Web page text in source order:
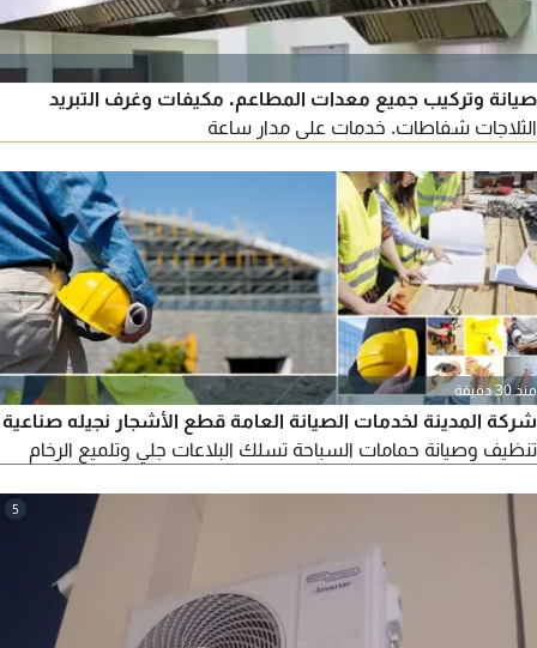
صيانة وتركيب جميع معدات المطاعم. مكيفات وغرف التبريد
الثلاجات شفاطات. خدمات على مدار ساعة
منذ 30 دقيقة
شركة المدينة لخدمات الصيانة العامة قطع الأشجار نجيله صناعية
تنظيف وصيانة حمامات السباحة تسلك البلاعات جلي وتلميع الرخام
5